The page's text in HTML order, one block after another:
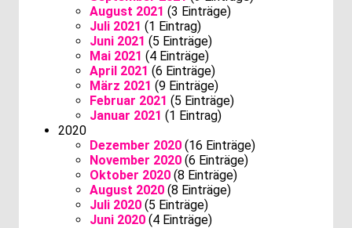
August 2021 (3 Einträge)
Juli 2021 (1 Eintrag)
Juni 2021 (5 Einträge)
Mai 2021 (4 Einträge)
April 2021 (6 Einträge)
März 2021 (9 Einträge)
Februar 2021 (5 Einträge)
Januar 2021 (1 Eintrag)
2020
Dezember 2020 (16 Einträge)
November 2020 (6 Einträge)
Oktober 2020 (8 Einträge)
August 2020 (8 Einträge)
Juli 2020 (5 Einträge)
Juni 2020 (4 Einträge)